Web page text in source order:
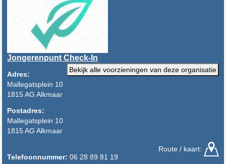
Jongerenpunt Check-In
Bekijk alle voorzieningen van deze organisatie
Adres:
Mallegatsplein 10
1815 AG Alkmaar
Postadres:
Mallegatsplein 10
1815 AG Alkmaar
Route / kaart:
Telefoonnummer: 06 28 89 81 19